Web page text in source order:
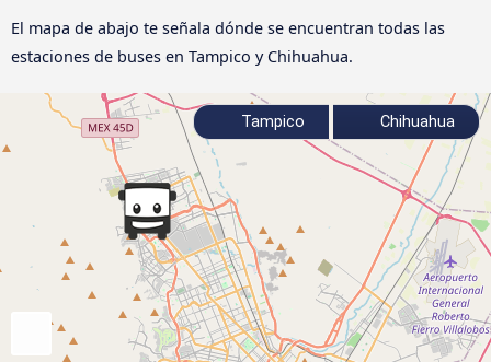
El mapa de abajo te señala dónde se encuentran todas las
estaciones de buses en Tampico y Chihuahua.
Tampico Chihuahua